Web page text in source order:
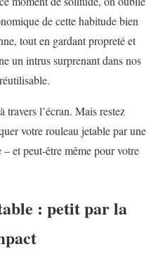
de cette habitude bien
tout en gardant propreté et
un intrus surprenant dans nos
l’écran. Mais restez
votre rouleau jetable par une
et peut-être même pour votre
: petit par la